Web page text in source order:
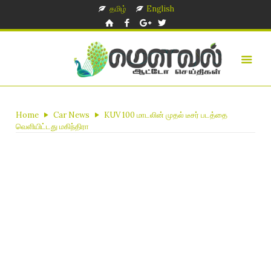
தமிழ் English
Home Car News
KUV 100 மாடலின் முதல் டீசர் படத்தை
வெளியிட்டது மகிந்திரா